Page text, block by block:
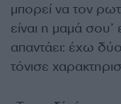
μπορεί να τον
είναι η μαμά σου’
απαντάει: έχω
τόνισε